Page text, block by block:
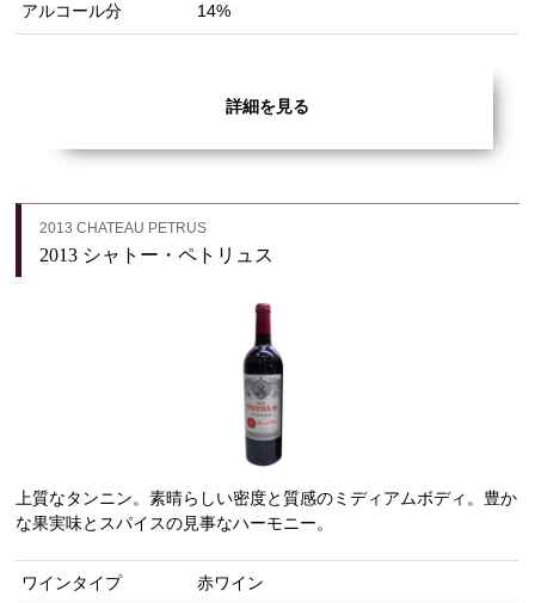
アルコール分 14%
詳細を見る
2013 CHATEAU PETRUS
2013 シャトー・ペトリュス
上質なタンニン。素晴らしい密度と質感のミディアムボディ。豊か
な果実味とスパイスの見事なハーモニー。
ワインタイプ 赤ワイン